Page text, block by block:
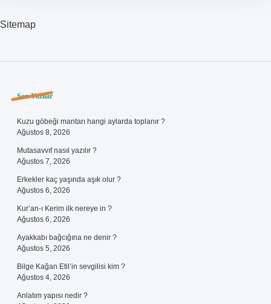
Sitemap
Sidebar
Son Yazılar
Kuzu göbeği mantarı hangi aylarda toplanır ?
Ağustos 8, 2026
Mutasavvıf nasıl yazılır ?
Ağustos 7, 2026
Erkekler kaç yaşında aşık olur ?
Ağustos 6, 2026
Kur’an-ı Kerim ilk nereye in ?
Ağustos 6, 2026
Ayakkabı bağcığına ne denir ?
Ağustos 5, 2026
Bilge Kağan Etil’in sevgilisi kim ?
Ağustos 4, 2026
Anlatım yapısı nedir ?